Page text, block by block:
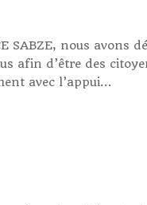
SABZE, nous avons
afin d’être des
avec l’appui...